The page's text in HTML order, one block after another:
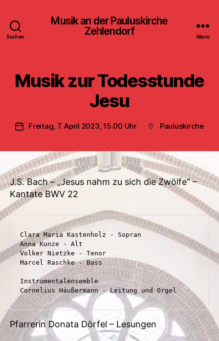
Suchen
Musik an der Pauluskirche
Zehlendorf
Menü
Musik zur Todesstunde
Jesu
Veröffentlichungsdatum
Freitag, 7. April 2023, 15.00 Uhr Beitragsort
Pauluskirche
J.S. Bach – „Jesus nahm zu sich die Zwölfe“ –
Kantate BWV 22
Clara Maria Kastenholz - Sopran
Anna Kunze - Alt
Volker Nietzke - Tenor
Marcel Raschke - Bass
Instrumentalensemble
Cornelius Häußermann - Leitung und Orgel
Pfarrerin Donata Dörfel – Lesungen